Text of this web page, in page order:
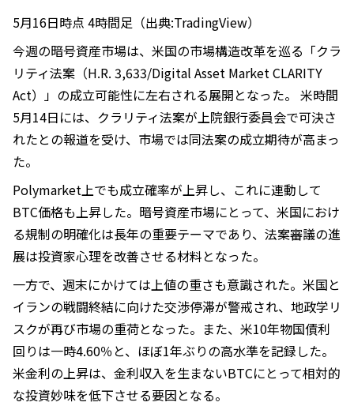
5月16日時点 4時間足（出典:TradingView）
今週の暗号資産市場は、米国の市場構造改革を巡る「クラ
リティ法案（H.R. 3,633/Digital Asset Market CLARITY
Act）」の成立可能性に左右される展開となった。 米時間
5月14日には、クラリティ法案が上院銀行委員会で可決さ
れたとの報道を受け、市場では同法案の成立期待が高まっ
た。
Polymarket上でも成立確率が上昇し、これに連動して
BTC価格も上昇した。暗号資産市場にとって、米国におけ
る規制の明確化は長年の重要テーマであり、法案審議の進
展は投資家心理を改善させる材料となった。
一方で、週末にかけては上値の重さも意識された。米国と
イランの戦闘終結に向けた交渉停滞が警戒され、地政学リ
スクが再び市場の重荷となった。また、米10年物国債利
回りは一時4.60％と、ほぼ1年ぶりの高水準を記録した。
米金利の上昇は、金利収入を生まないBTCにとって相対的
な投資妙味を低下させる要因となる。